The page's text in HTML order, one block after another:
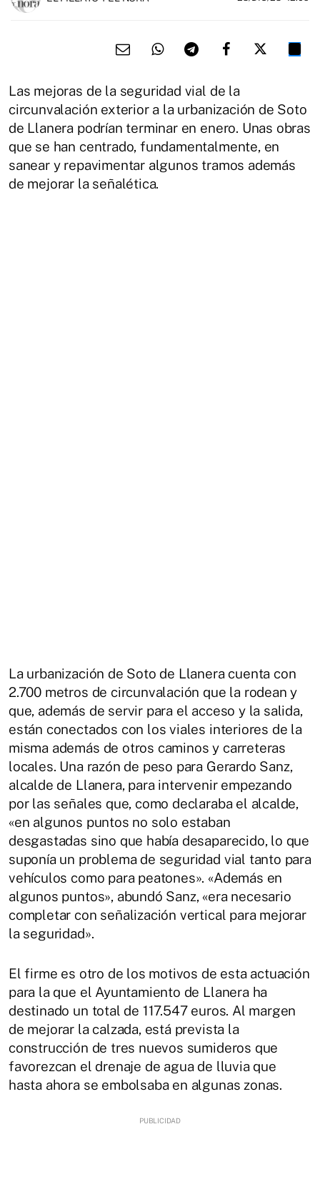
Las mejoras de la seguridad vial de la
circunvalación exterior a la urbanización de Soto
de Llanera podrían terminar en enero. Unas obras
que se han centrado, fundamentalmente, en
sanear y repavimentar algunos tramos además
de mejorar la señalética.
La urbanización de Soto de Llanera cuenta con
2.700 metros de circunvalación que la rodean y
que, además de servir para el acceso y la salida,
están conectados con los viales interiores de la
misma además de otros caminos y carreteras
locales. Una razón de peso para Gerardo Sanz,
alcalde de Llanera, para intervenir empezando
por las señales que, como declaraba el alcalde,
«en algunos puntos no solo estaban
desgastadas sino que había desaparecido, lo que
suponía un problema de seguridad vial tanto para
vehículos como para peatones». «Además en
algunos puntos», abundó Sanz, «era necesario
completar con señalización vertical para mejorar
la seguridad».
El firme es otro de los motivos de esta actuación
para la que el Ayuntamiento de Llanera ha
destinado un total de 117.547 euros. Al margen
de mejorar la calzada, está prevista la
construcción de tres nuevos sumideros que
favorezcan el drenaje de agua de lluvia que
hasta ahora se embolsaba en algunas zonas.